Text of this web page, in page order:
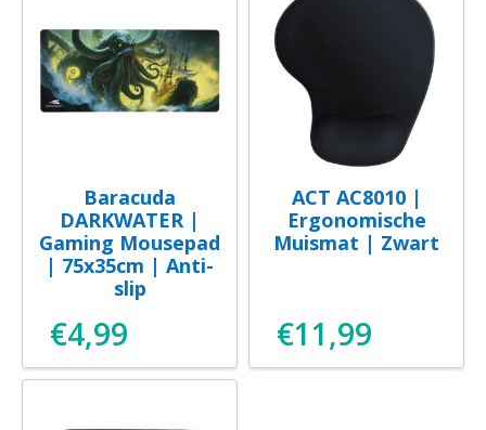
Baracuda
DARKWATER |
Gaming Mousepad
| 75x35cm | Anti-
slip
€4,99
ACT AC8010 |
Ergonomische
Muismat | Zwart
€11,99